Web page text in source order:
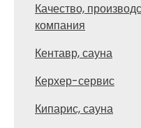
Качество,
компания
Кентавр, сауна
Керхер-сервис
Кипарис, сауна